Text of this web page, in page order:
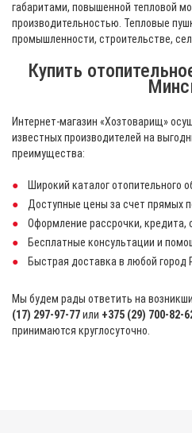
габаритами, повышенной тепловой
производительностью. Тепловые
промышленности, строительстве,
Купить
Интернет-магазин «Хозтоварищ»
известных производителей на
преимущества:
Широкий каталог отопительного
Доступные цены за счет прямых
Оформление рассрочки, кредита,
Бесплатные консультации и
Быстрая доставка в любой город
Мы будем рады ответить на
(17) 297-97-77или +375 (29) 700-82-
принимаются круглосуточно.